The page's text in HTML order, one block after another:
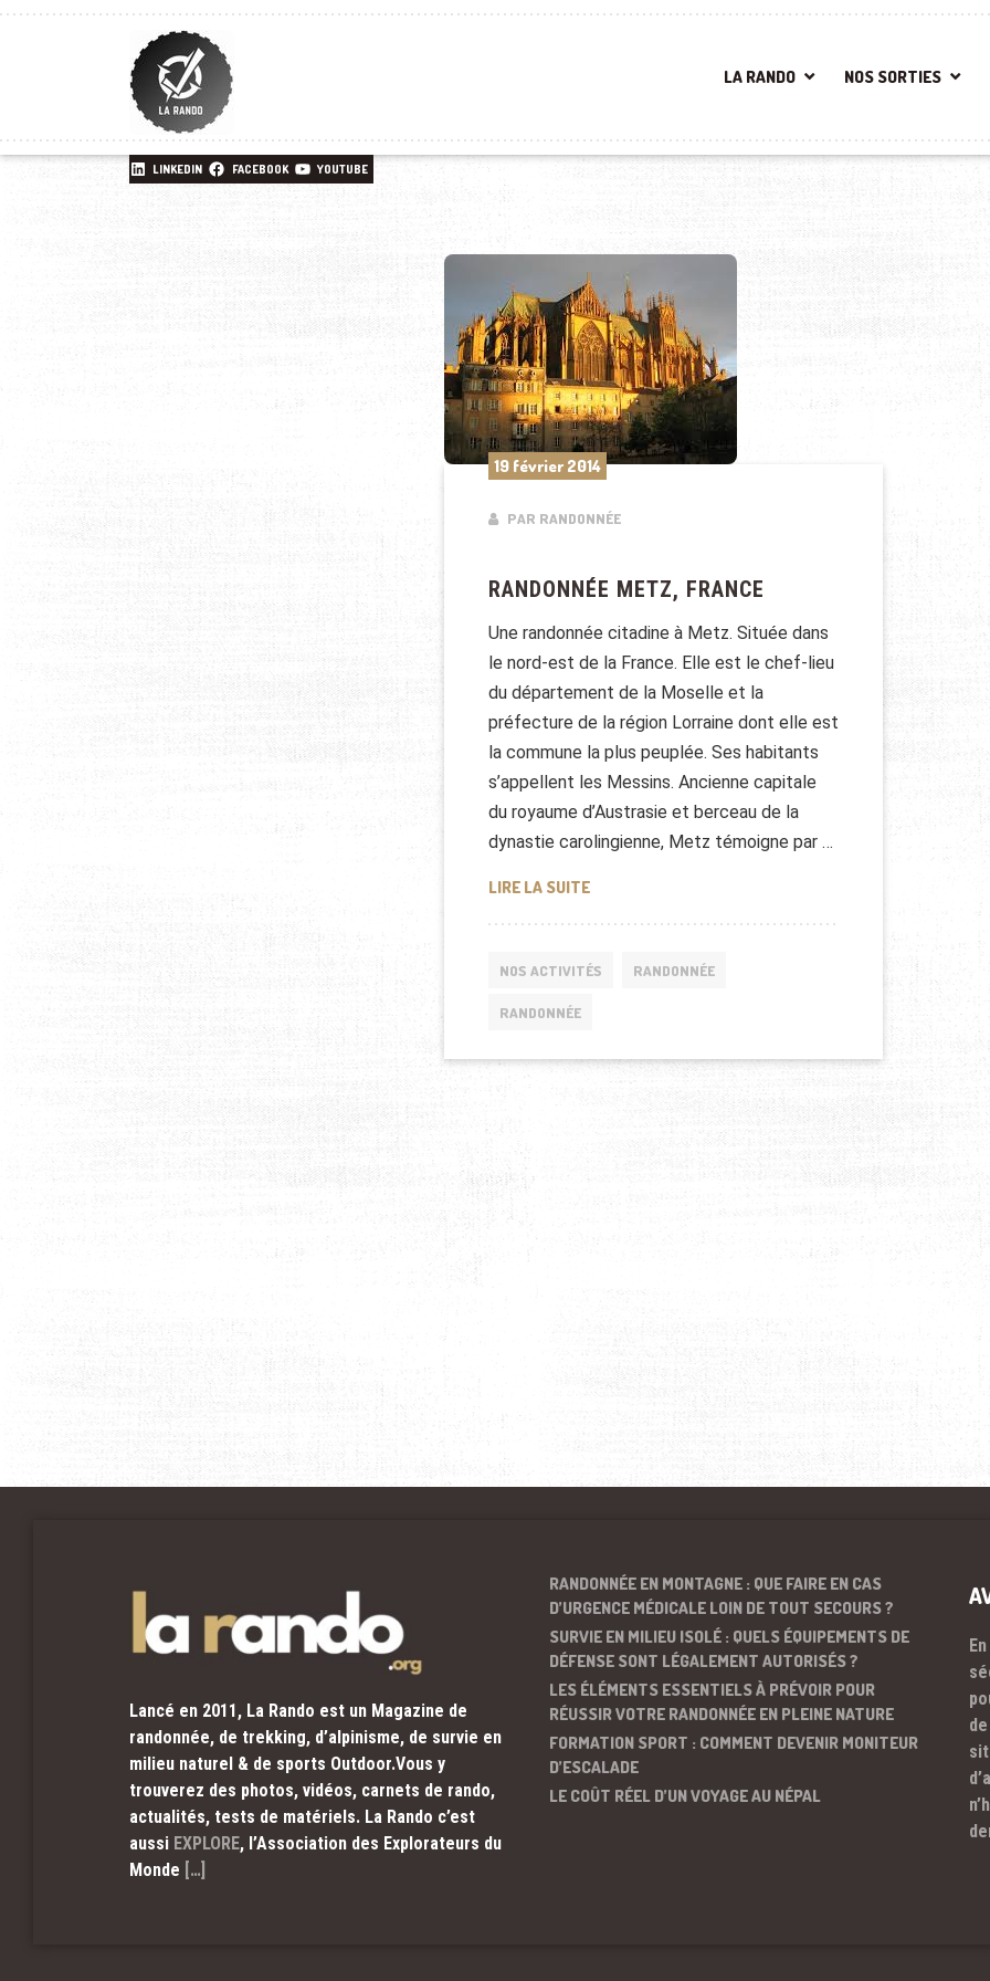
LA RANDO NOS SORTIES
LINKEDIN FACEBOOK YOUTUBE
19 février 2014
PAR RANDONNÉE
RANDONNÉE METZ, FRANCE
Une randonnée citadine à Metz. Située dans
le nord-est de la France. Elle est le chef-lieu
du département de la Moselle et la
préfecture de la région Lorraine dont elle est
la commune la plus peuplée. Ses habitants
s’appellent les Messins. Ancienne capitale
du royaume d’Austrasie et berceau de la
dynastie carolingienne, Metz témoigne par …
LIRE LA SUITERANDONNÉE METZ, FRANCE
NOS ACTIVITÉS RANDONNÉE
RANDONNÉE
Lancé en 2011, La Rando est un Magazine de
randonnée, de trekking, d’alpinisme, de survie en
milieu naturel & de sports Outdoor.Vous y
trouverez des photos, vidéos, carnets de rando,
actualités, tests de matériels. La Rando c’est
aussi EXPLORE, l’Association des Explorateurs du
Monde […]
RANDONNÉE EN MONTAGNE : QUE FAIRE EN CAS
D’URGENCE MÉDICALE LOIN DE TOUT SECOURS ?
SURVIE EN MILIEU ISOLÉ : QUELS ÉQUIPEMENTS DE
DÉFENSE SONT LÉGALEMENT AUTORISÉS ?
LES ÉLÉMENTS ESSENTIELS À PRÉVOIR POUR
RÉUSSIR VOTRE RANDONNÉE EN PLEINE NATURE
FORMATION SPORT : COMMENT DEVENIR MONITEUR
D’ESCALADE
LE COÛT RÉEL D’UN VOYAGE AU NÉPAL